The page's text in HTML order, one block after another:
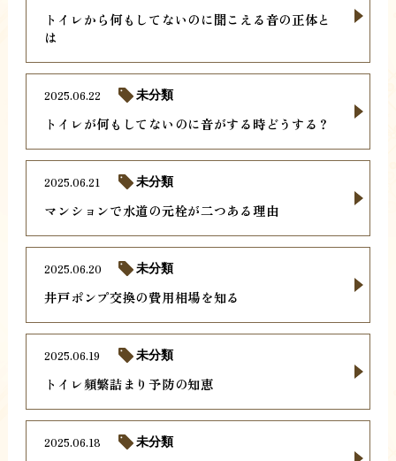
トイレから何もしてないのに聞こえる音の正体と
は
トイレが何もしてないのに音がする時どうする？
2025.06.22 未分類
マンションで水道の元栓が二つある理由
2025.06.21 未分類
井戸ポンプ交換の費用相場を知る
2025.06.20 未分類
トイレ頻繁詰まり予防の知恵
2025.06.19 未分類
2025.06.18 未分類